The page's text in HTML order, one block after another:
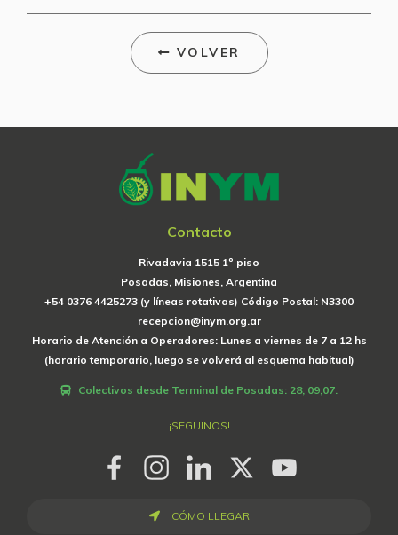
VOLVER
Contacto
Rivadavia 1515 1º piso
Posadas, Misiones, Argentina
+54 0376 4425273 (y líneas rotativas) Código Postal: N3300
recepcion@inym.org.ar
Horario de Atención a Operadores: Lunes a viernes de 7 a 12 hs
(horario temporario, luego se volverá al esquema habitual)
Colectivos desde Terminal de Posadas: 28, 09,07.
¡SEGUINOS!
CÓMO LLEGAR